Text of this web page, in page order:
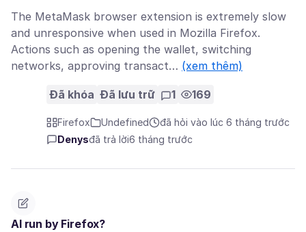
The MetaMask browser extension is extremely slow
and unresponsive when used in Mozilla Firefox.
Actions such as opening the wallet, switching
networks, approving transact… (xem thêm)
Đã khóa Đã lưu trữ 1 169
Firefox Undefined
đã hỏi vào lúc 6 tháng trước
Denysđã trả lời6 tháng trước
AI run by Firefox?